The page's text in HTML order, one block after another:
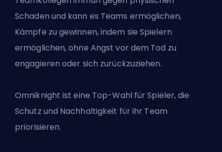
Schaden und kann es Teams ermöglichen,
Kämpfe zu gewinnen, indem sie Spielern
ermöglichen, ohne Angst vor dem Tod zu
engagieren oder sich zurückzuziehen.
Omniknight ist eine Top-Wahl für Spieler, die
Schutz und Nachhaltigkeit für ihr Team
priorisieren.